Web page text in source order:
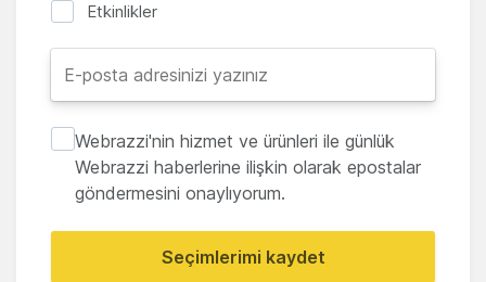
Etkinlikler
Webrazzi'nin hizmet ve ürünleri ile günlük
Webrazzi haberlerine ilişkin olarak epostalar
göndermesini onaylıyorum.
Seçimlerimi kaydet